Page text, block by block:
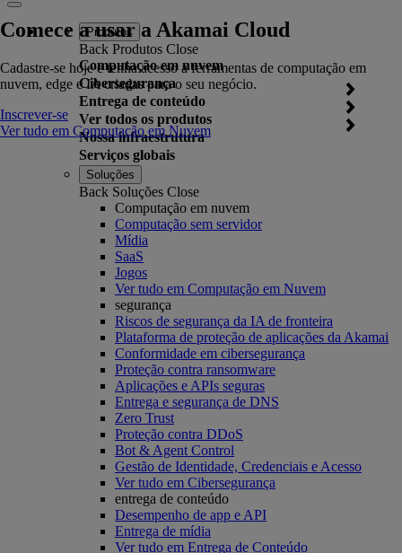
Produtos
Back Produtos Close
Computação em nuvem
Cibersegurança
Entrega de conteúdo
Ver todos os produtos
Nossa infraestrutura
Serviços globais
Comece a usar a Akamai Cloud
Cadastre-se hoje e tenha acesso a ferramentas de computação em
nuvem, edge e IA criadas para o seu negócio.
Inscrever-se
Ver tudo em Computação em Nuvem
Soluções
Back Soluções Close
Computação em nuvem
Computação sem servidor
Mídia
SaaS
Jogos
Ver tudo em Computação em Nuvem
segurança
Riscos de segurança da IA de fronteira
Plataforma de proteção de aplicações da Akamai
Conformidade em cibersegurança
Proteção contra ransomware
Aplicações e APIs seguras
Entrega e segurança de DNS
Zero Trust
Proteção contra DDoS
Bot & Agent Control
Gestão de Identidade, Credenciais e Acesso
Ver tudo em Cibersegurança
entrega de conteúdo
Desempenho de app e API
Entrega de mídia
Ver tudo em Entrega de Conteúdo